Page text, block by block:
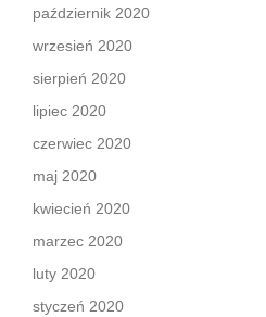
październik 2020
wrzesień 2020
sierpień 2020
lipiec 2020
czerwiec 2020
maj 2020
kwiecień 2020
marzec 2020
luty 2020
styczeń 2020